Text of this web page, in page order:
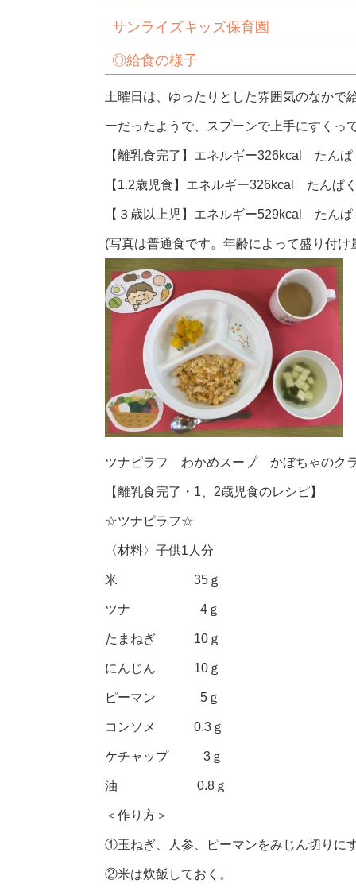
サンライズキッズ保育園
◎給食の様子
土曜日は、ゆったりとした雰囲気のなかで
ーだったようで、スプーンで上手にすくっ
【離乳食完了】エネルギー326kcal たん
【1.2歳児食】エネルギー326kcal たんぱ
【３歳以上児】エネルギー529kcal たん
(写真は普通食です。年齢によって盛り付
ツナピラフ わかめスープ かぼちゃのク
【離乳食完了・1、2歳児食のレシピ】
☆ツナピラフ☆
〈材料〉子供1人分
米 35ｇ
ツナ 4ｇ
たまねぎ 10ｇ
にんじん 10ｇ
ピーマン 5ｇ
コンソメ 0.3ｇ
ケチャップ 3ｇ
油 0.8ｇ
＜作り方＞
①玉ねぎ、人参、ピーマンをみじん切りに
②米は炊飯しておく。